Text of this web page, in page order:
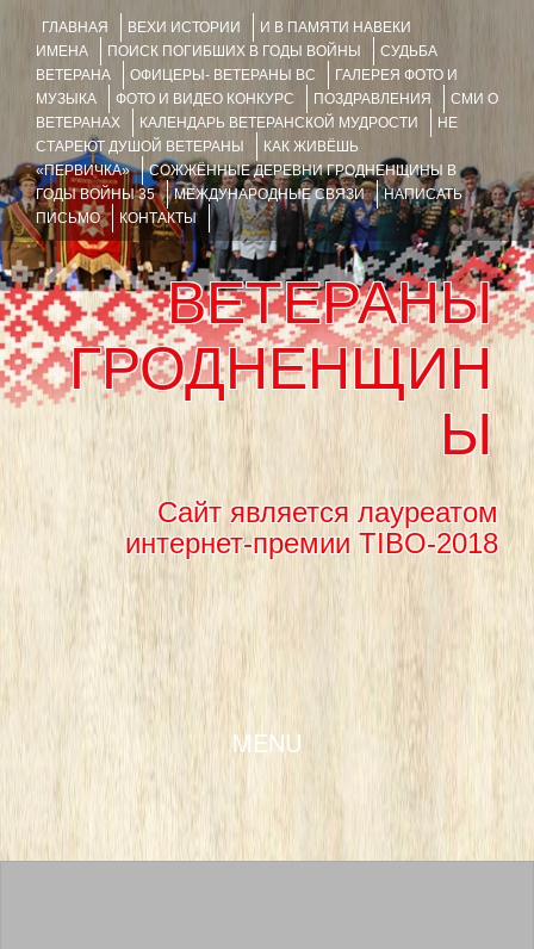
ГЛАВНАЯ ВЕХИ ИСТОРИИ
И В ПАМЯТИ НАВЕКИ
ИМЕНА
ПОИСК ПОГИБШИХ В ГОДЫ ВОЙНЫ
СУДЬБА
ВЕТЕРАНА
ОФИЦЕРЫ- ВЕТЕРАНЫ ВС
ГАЛЕРЕЯ ФОТО И
МУЗЫКА
ФОТО И ВИДЕО КОНКУРС ПОЗДРАВЛЕНИЯ
СМИ О
ВЕТЕРАНАХ
КАЛЕНДАРЬ ВЕТЕРАНСКОЙ МУДРОСТИ
НЕ
СТАРЕЮТ ДУШОЙ ВЕТЕРАНЫ
КАК ЖИВЁШЬ
«ПЕРВИЧКА»
СОЖЖЁННЫЕ ДЕРЕВНИ ГРОДНЕНЩИНЫ В
ГОДЫ ВОЙНЫ 35
МЕЖДУНАРОДНЫЕ СВЯЗИ
НАПИСАТЬ
ПИСЬМО
КОНТАКТЫ
ВЕТЕРАНЫ
ГРОДНЕНЩИН
Ы
Сайт является лауреатом
интернет-премии TIBO-2018
MENU
SKIP TO CONTENT